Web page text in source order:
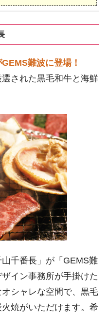
難波に登場！
された黒毛和牛と海鮮
千番長」が「GEMS難
イン事務所が手掛けた
シャレな空間で、黒毛
焼がいただけます。希